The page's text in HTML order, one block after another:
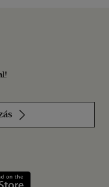
Szerezd meg: Google